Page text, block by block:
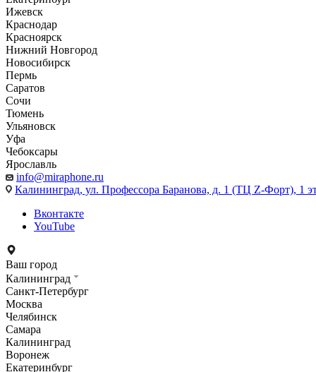
Ижевск
Краснодар
Красноярск
Нижний Новгород
Новосибирск
Пермь
Саратов
Сочи
Тюмень
Ульяновск
Уфа
Чебоксары
Ярославль
info@miraphone.ru
Калининград, ул. Профессора Баранова, д. 1 (ТЦ Z-Форт), 1
Вконтакте
YouTube
Ваш город
Калининград
Санкт-Петербург
Москва
Челябинск
Самара
Калининград
Воронеж
Екатеринбург